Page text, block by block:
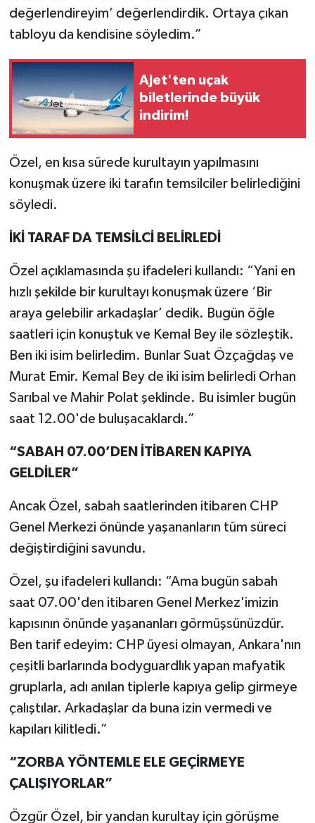
değerlendireyim’ değerlendirdik. Ortaya çıkan
tabloyu da kendisine söyledim.”
AJet'ten uçak
biletlerinde büyük
indirim!
Özel, en kısa sürede kurultayın yapılmasını
konuşmak üzere iki tarafın temsilciler belirlediğini
söyledi.
İKİ TARAF DA TEMSİLCİ BELİRLEDİ
Özel açıklamasında şu ifadeleri kullandı: “Yani en
hızlı şekilde bir kurultayı konuşmak üzere ‘Bir
araya gelebilir arkadaşlar’ dedik. Bugün öğle
saatleri için konuştuk ve Kemal Bey ile sözleştik.
Ben iki isim belirledim. Bunlar Suat Özçağdaş ve
Murat Emir. Kemal Bey de iki isim belirledi Orhan
Sarıbal ve Mahir Polat şeklinde. Bu isimler bugün
saat 12.00'de buluşacaklardı.”
“SABAH 07.00’DEN İTİBAREN KAPIYA
GELDİLER”
Ancak Özel, sabah saatlerinden itibaren CHP
Genel Merkezi önünde yaşananların tüm süreci
değiştirdiğini savundu.
Özel, şu ifadeleri kullandı: “Ama bugün sabah
saat 07.00'den itibaren Genel Merkez'imizin
kapısının önünde yaşananları görmüşsünüzdür.
Ben tarif edeyim: CHP üyesi olmayan, Ankara'nın
çeşitli barlarında bodyguardlık yapan mafyatik
gruplarla, adı anılan tiplerle kapıya gelip girmeye
çalıştılar. Arkadaşlar da buna izin vermedi ve
kapıları kilitledi.”
“ZORBA YÖNTEMLE ELE GEÇİRMEYE
ÇALIŞIYORLAR”
Özgür Özel, bir yandan kurultay için görüşme